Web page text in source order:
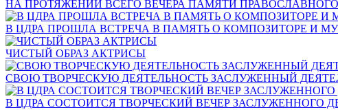
НА ПРОТЯЖЕНИИ ВСЕГО ВЕЧЕРА ПАМЯТИ
В ЦДРА ПРОШЛА ВСТРЕЧА В ПАМЯТЬ О КОМПОЗИТОРЕ И
ЧИСТЫЙ ОБРАЗ АКТРИСЫ
СВОЮ ТВОРЧЕСКУЮ ДЕЯТЕЛЬНОСТЬ ЗАСЛУЖЕННЫЙ
В ЦДРА СОСТОИТСЯ ТВОРЧЕСКИЙ ВЕЧЕР ЗАСЛУЖЕННОГО